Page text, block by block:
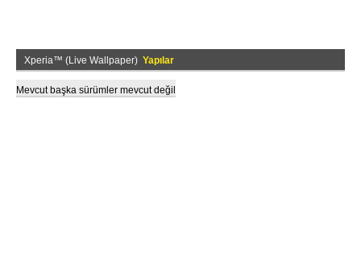
Xperia™ (Live Wallpaper) Yapılar
Mevcut başka sürümler mevcut değil